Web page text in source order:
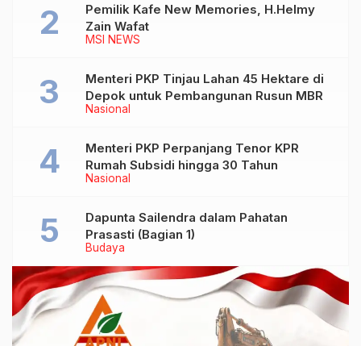
MSI NEWS
Pemilik Kafe New Memories, H.Helmy
Zain Wafat
Nasional
Menteri PKP Tinjau Lahan 45 Hektare di
Depok untuk Pembangunan Rusun MBR
Nasional
Menteri PKP Perpanjang Tenor KPR
Rumah Subsidi hingga 30 Tahun
Budaya
Dapunta Sailendra dalam Pahatan
Prasasti (Bagian 1)